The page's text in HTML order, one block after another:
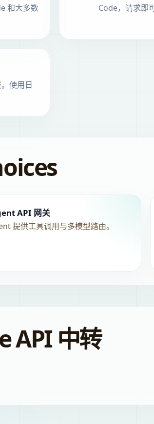
和大多数
Code，请求即
使用日
API 网关
提供工具调用与多模型路由。
API 中转